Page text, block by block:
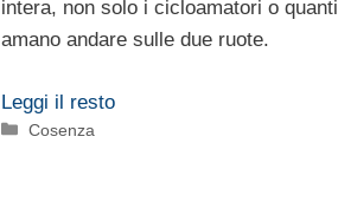
intera, non solo i cicloamatori o quanti
amano andare sulle due ruote.
Leggi il resto
Categorie
Cosenza